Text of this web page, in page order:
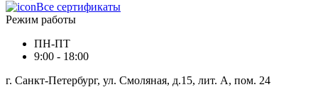
Все сертификаты
Режим работы
ПН-ПТ
9:00 - 18:00
г. Санкт-Петербург, ул. Смоляная, д.15, лит. А, пом. 24